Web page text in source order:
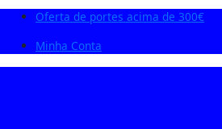
Oferta de portes acima de 300€
Minha Conta